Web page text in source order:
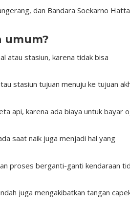
dan Bandara Soekarno Hatta
umum?
atau stasiun, karena tidak bisa
stasiun tujuan menuju ke tujuan
api, karena ada biaya untuk bayar
saat naik juga menjadi hal yang
proses berganti-ganti kendaraan
juga mengakibatkan tangan